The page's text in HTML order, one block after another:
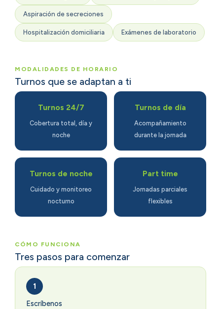
Aspiración de secreciones
Hospitalización domiciliaria Exámenes de laboratorio
MODALIDADES DE HORARIO
Turnos que se adaptan a ti
Turnos 24/7
Cobertura total, día y
noche
Turnos de día
Acompañamiento
durante la jornada
Turnos de noche
Cuidado y monitoreo
nocturno
Part time
Jornadas parciales
flexibles
CÓMO FUNCIONA
Tres pasos para comenzar
Escríbenos